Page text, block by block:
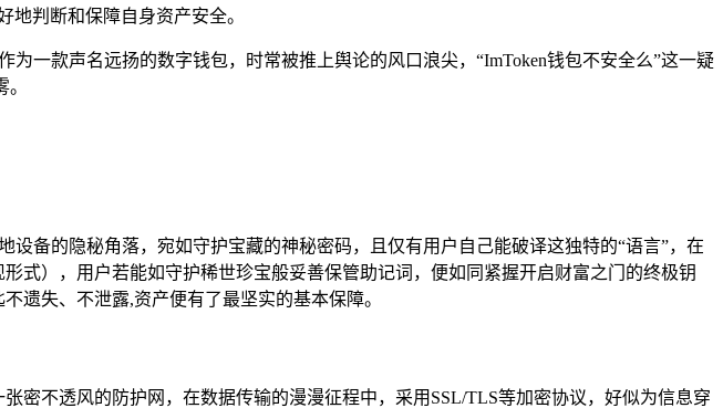
判断和保障自身资产安全。
为一款声名远扬的数字钱包，时常被推上舆论的风口浪尖，“ImToken钱包不安全么”这一疑
备的隐秘角落，宛如守护宝藏的神秘密码，且仅有用户自己能破译这独特的“语言”，在
式），用户若能如守护稀世珍宝般妥善保管助记词，便如同紧握开启财富之门的终极钥
遗失、不泄露,资产便有了最坚实的基本保障。
密不透风的防护网，在数据传输的漫漫征程中，采用SSL/TLS等加密协议，好似为信息穿